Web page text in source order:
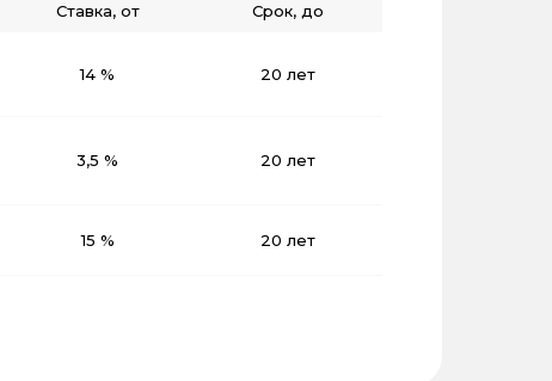
Ставка, от Срок, до
14 % 20 лет
3,5 % 20 лет
15 % 20 лет